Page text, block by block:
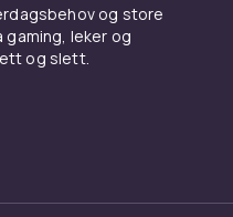
og store
leker og
og slett.